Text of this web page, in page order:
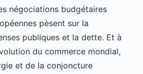
négociations budgétaires
pèsent sur la
publiques et la dette. Et à
du commerce mondial,
et de la conjoncture